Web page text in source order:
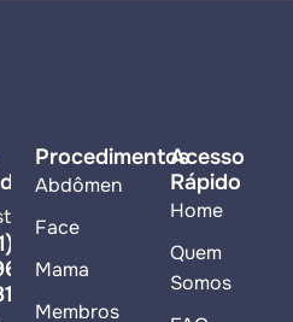
Procedimentos
Abdômen
Face
Mama
Membros
Acesso
Rápido
Home
Quem
Somos